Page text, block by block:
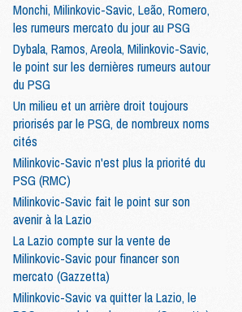
Monchi, Milinkovic-Savic, Leão, Romero,
les rumeurs mercato du jour au PSG
Dybala, Ramos, Areola, Milinkovic-Savic,
le point sur les dernières rumeurs autour
du PSG
Un milieu et un arrière droit toujours
priorisés par le PSG, de nombreux noms
cités
Milinkovic-Savic n'est plus la priorité du
PSG (RMC)
Milinkovic-Savic fait le point sur son
avenir à la Lazio
La Lazio compte sur la vente de
Milinkovic-Savic pour financer son
mercato (Gazzetta)
Milinkovic-Savic va quitter la Lazio, le